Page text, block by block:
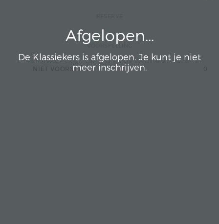
Afgelopen...
De Klassiekers is afgelopen. Je kunt je niet
meer inschrijven.
VOORSPELLING
NIET VOORSPELD